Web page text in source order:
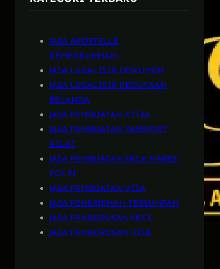
JASA APOSTILLE
KEMENKUMHAM
JASA LEGALISIR DOKUMEN
JASA LEGALISIR KEDUTAAN
BELANDA
JASA PEMBUATAN KITAS
JASA PEMBUATAN PASSPORT
KILAT
JASA PEMBUATAN SKCK MABES
POLRI
JASA PEMBUATAN VISA
JASA PENERJEMAH TERSUMPAH
JASA PENGURUSAN SKCK
JASA PENGURUSAN VISA